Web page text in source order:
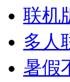
联机
多人
暑假